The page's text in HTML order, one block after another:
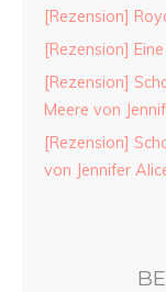
[Rezension]
[Rezension]
[Rezension]
Meere von
[Rezension]
von Jennifer